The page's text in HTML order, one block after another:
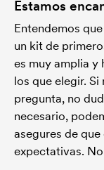
Estamos
Entendemos
un kit de
es muy amplia y
los que elegir.
pregunta, no
necesario,
asegures de
expectativas.